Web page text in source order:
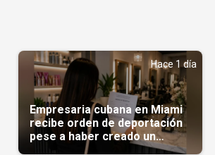
Hace 1 día
Empresaria cubana en Miami
recibe orden de deportación
pese a haber creado un